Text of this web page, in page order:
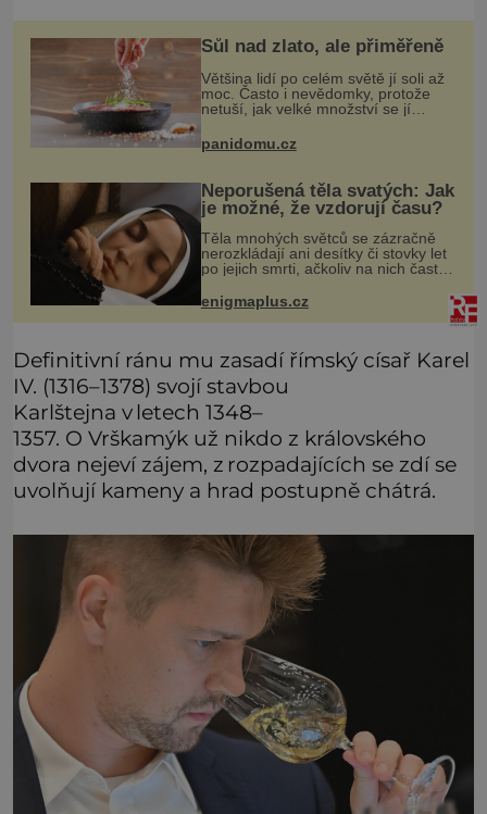
Sůl nad zlato, ale přiměřeně
Většina lidí po celém světě jí soli až
moc. Často i nevědomky, protože
netuší, jak velké množství se jí
potravinách, dokonce i těch
sladkých. Sůl je zdravá
panidomu.cz
Neporušená těla svatých: Jak
je možné, že vzdorují času?
Těla mnohých světců se zázračně
nerozkládají ani desítky či stovky let
po jejich smrti, ačkoliv na nich často
jiné pokusy o konzervaci.
Neporušené ostatky bývají považo
enigmaplus.cz
Definitivní ránu mu zasadí římský císař Karel
IV. (1316–1378) svojí stavbou
Karlštejna v letech 1348–
1357. O Vrškamýk už nikdo z královského
dvora nejeví zájem, z rozpadajících se zdí se
uvolňují kameny a hrad postupně chátrá.